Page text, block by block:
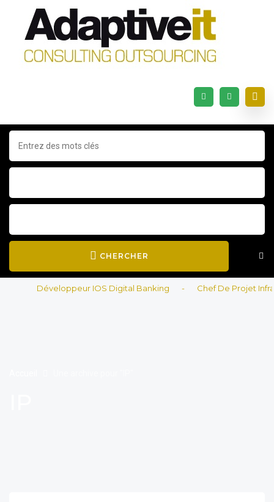
CHERCHER
Développeur IOS Digital Banking Chef De Projet